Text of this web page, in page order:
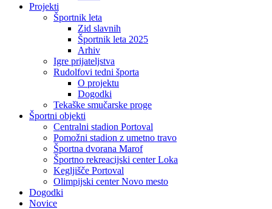
Projekti
Športnik leta
Zid slavnih
Športnik leta 2025
Arhiv
Igre prijateljstva
Rudolfovi tedni športa
O projektu
Dogodki
Tekaške smučarske proge
Športni objekti
Centralni stadion Portoval
Pomožni stadion z umetno travo
Športna dvorana Marof
Športno rekreacijski center Loka
Kegljišče Portoval
Olimpijski center Novo mesto
Dogodki
Novice